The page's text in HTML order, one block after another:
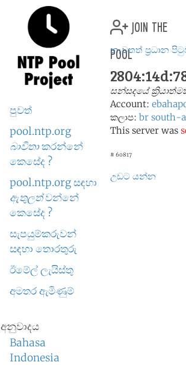
පුවත්
pool.ntp.org
බාවිතාකරන්නේ
කෙසේද ?
pool.ntp.org සඳහා
ඇතුලත්වන්නේ
කෙසේද ?
සැපයුම්කරුවන්
සඳහා තොරතුරු
ඊමේල් ලැයිස්තු
අමතර ඇමිණුම්
අනුවාදය
Bahasa
Indonesia
join the
pool
නැවතත් ප්‍රධාන
සන්සදයේ
Account:
කලාප: br south-
This server was
# 60817
උඩට යන්න